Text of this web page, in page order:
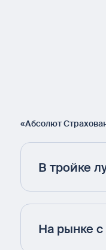
«Абсолют
В тройке
На рынке с